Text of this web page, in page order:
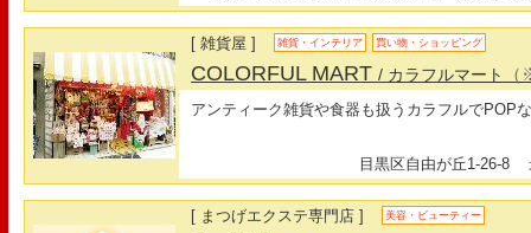
[ 雑貨屋 ] 雑貨・インテリア 買い物・ショッピング
COLORFUL MART/ カラフルマート
アンティーク雑貨や食器も扱うカラフルでPOP
目黒区自由が丘1-26-8
[ まつげエクステ専門店 ] 美容・ビューティー